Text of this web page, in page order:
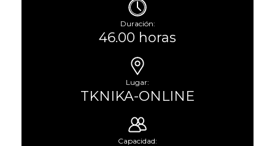
Duración:
46.00 horas
Lugar:
TKNIKA-ONLINE
Capacidad: